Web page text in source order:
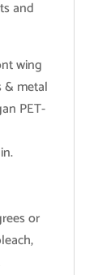
and
wing
metal
PET-
or